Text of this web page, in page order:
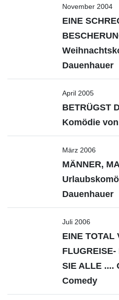
November 2004
EINE
Dauenhauer
April 2005
BETRÜGST
Komödie
März 2006
MÄNNER,
Dauenhauer
Juli 2006
EINE TOTAL
FLUGREISE-
SIE ALLE ....
Comedy